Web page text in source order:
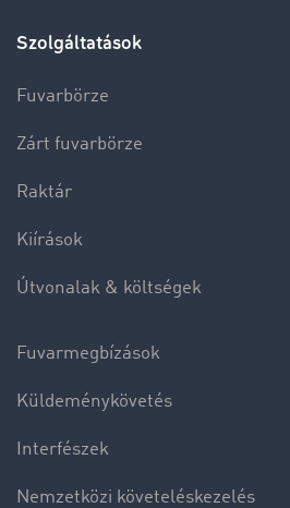
Szolgáltatások
Fuvarbörze
Zárt fuvarbörze
Raktár
Kiírások
Útvonalak & költségek
Fuvarmegbízások
Küldeménykövetés
Interfészek
Nemzetközi követeléskezelés